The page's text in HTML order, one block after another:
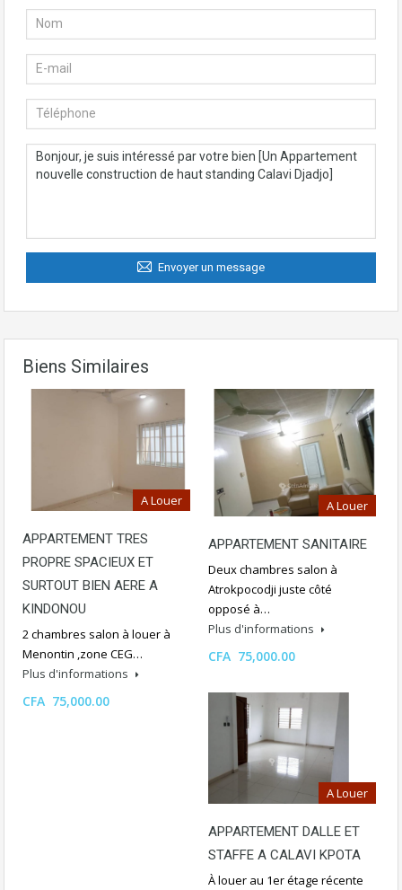
Envoyer un message
Biens Similaires
A Louer
APPARTEMENT TRES
PROPRE SPACIEUX ET
SURTOUT BIEN AERE A
KINDONOU
2 chambres salon à louer à
Menontin ,zone CEG…
Plus d'informations
CFA 75,000.00
A Louer
APPARTEMENT SANITAIRE
Deux chambres salon à
Atrokpocodji juste côté
opposé à…
Plus d'informations
CFA 75,000.00
A Louer
APPARTEMENT DALLE ET
STAFFE A CALAVI KPOTA
À louer au 1er étage récente